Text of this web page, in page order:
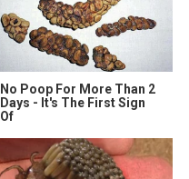
No Poop For More Than 2
Days - It's The First Sign
Of